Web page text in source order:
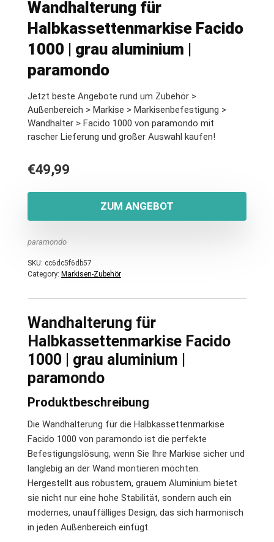
Wandhalterung für
Halbkassettenmarkise Facido
1000 | grau aluminium |
paramondo
Jetzt beste Angebote rund um Zubehör >
Außenbereich > Markise > Markisenbefestigung >
Wandhalter > Facido 1000 von paramondo mit
rascher Lieferung und großer Auswahl kaufen!
€49,99
ZUM ANGEBOT
paramondo
SKU: cc6dc5f6db57
Category: Markisen-Zubehör
Wandhalterung für
Halbkassettenmarkise Facido
1000 | grau aluminium |
paramondo
Produktbeschreibung
Die Wandhalterung für die Halbkassettenmarkise
Facido 1000 von paramondo ist die perfekte
Befestigungslösung, wenn Sie Ihre Markise sicher und
langlebig an der Wand montieren möchten.
Hergestellt aus robustem, grauem Aluminium bietet
sie nicht nur eine hohe Stabilität, sondern auch ein
modernes, unauffälliges Design, das sich harmonisch
in jeden Außenbereich einfügt.